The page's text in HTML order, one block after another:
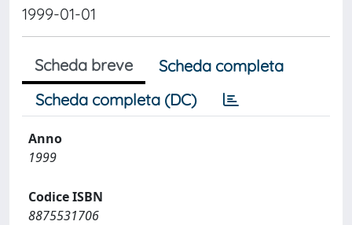
1999-01-01
Scheda breve
Scheda completa
Scheda completa (DC)
Anno
1999
Codice ISBN
8875531706